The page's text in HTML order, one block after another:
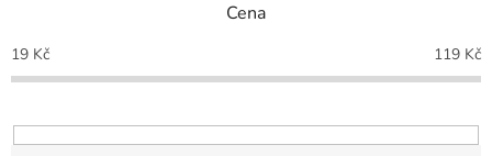
p
r
o
u
Cena
19 Kč 119 Kč